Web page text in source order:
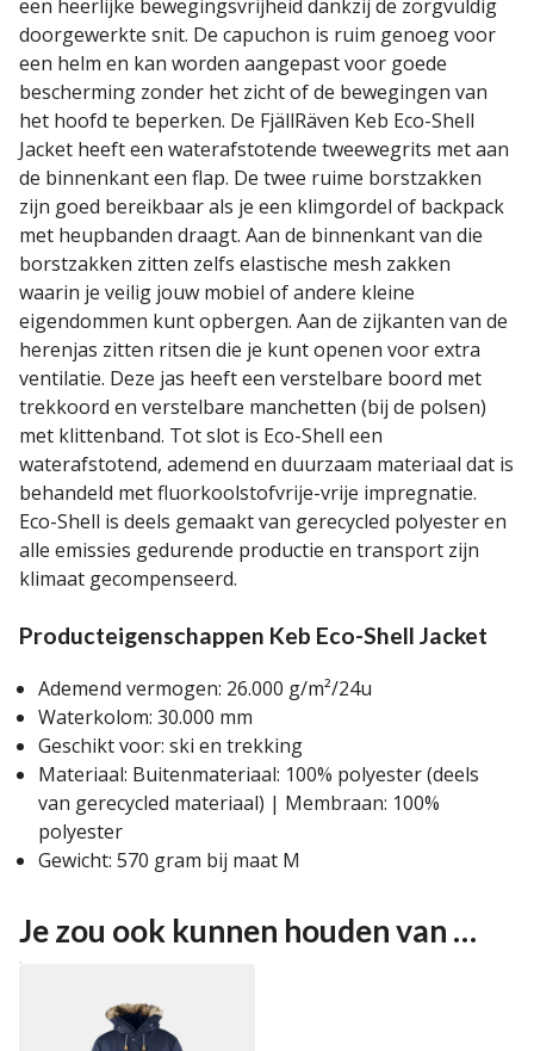
een heerlijke bewegingsvrijheid dankzij de zorgvuldig
doorgewerkte snit. De capuchon is ruim genoeg voor
een helm en kan worden aangepast voor goede
bescherming zonder het zicht of de bewegingen van
het hoofd te beperken. De FjällRäven Keb Eco-Shell
Jacket heeft een waterafstotende tweewegrits met aan
de binnenkant een flap. De twee ruime borstzakken
zijn goed bereikbaar als je een klimgordel of backpack
met heupbanden draagt. Aan de binnenkant van die
borstzakken zitten zelfs elastische mesh zakken
waarin je veilig jouw mobiel of andere kleine
eigendommen kunt opbergen. Aan de zijkanten van de
herenjas zitten ritsen die je kunt openen voor extra
ventilatie. Deze jas heeft een verstelbare boord met
trekkoord en verstelbare manchetten (bij de polsen)
met klittenband. Tot slot is Eco-Shell een
waterafstotend, ademend en duurzaam materiaal dat is
behandeld met fluorkoolstofvrije-vrije impregnatie.
Eco-Shell is deels gemaakt van gerecycled polyester en
alle emissies gedurende productie en transport zijn
klimaat gecompenseerd.
Producteigenschappen Keb Eco-Shell Jacket
Ademend vermogen: 26.000 g/m²/24u
Waterkolom: 30.000 mm
Geschikt voor: ski en trekking
Materiaal: Buitenmateriaal: 100% polyester (deels
van gerecycled materiaal) | Membraan: 100%
polyester
Gewicht: 570 gram bij maat M
Je zou ook kunnen houden van …